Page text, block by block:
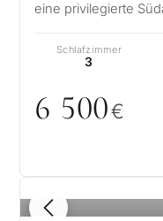
eine privilegierte
Schlafzimmer
3
6 500€
1 / 8